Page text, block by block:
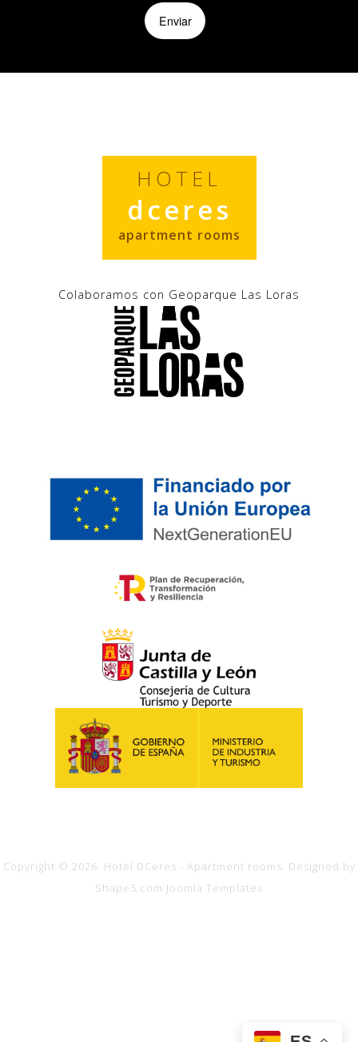
Enviar
HOTEL
dceres
apartment rooms
Colaboramos con Geoparque Las Loras
Copyright © 2026. Hotel DCeres - Apartment rooms. Designed by
Shape5.com Joomla Templates